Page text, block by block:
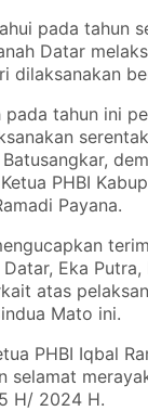
pada tahun
Datar
dilaksanakan
tahun ini
PHBI
Payana.
Eka
atas
Mato ini.
PHBI Iqbal
selamat
H/ 2024 H.